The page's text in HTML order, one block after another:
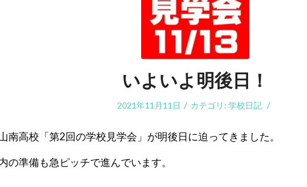
いよいよ明後日！
2021年11月11日 / カテゴリ: 学校日記 /
南高校「第2回の学校見学会」が明後日に迫ってきました。
の準備も急ピッチで進んでいます。